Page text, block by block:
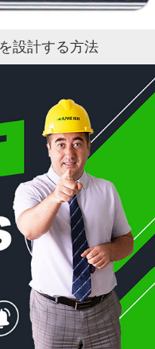
設計する方法